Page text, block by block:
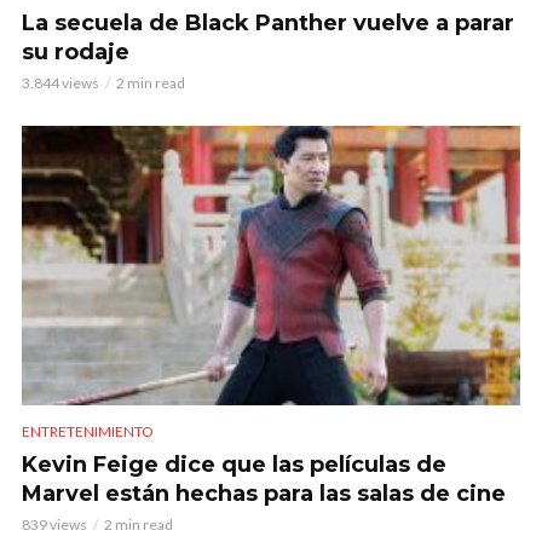
La secuela de Black Panther vuelve a parar
su rodaje
3.844 views 2 min read
ENTRETENIMIENTO
Kevin Feige dice que las películas de
Marvel están hechas para las salas de cine
839 views 2 min read